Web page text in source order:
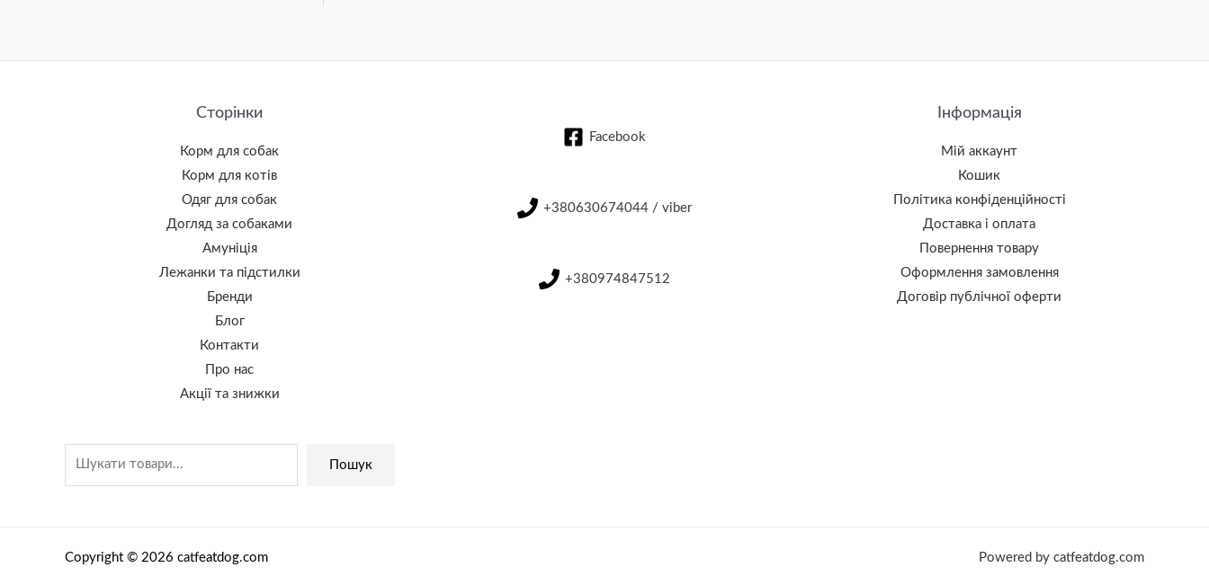
Сторінки
Корм для собак
Корм для котів
Одяг для собак
Догляд за собаками
Амуніція
Лежанки та підстилки
Бренди
Блог
Контакти
Про нас
Акції та знижки
Пошук
Facebook
+380630674044 / viber
+380974847512
Інформація
Мій аккаунт
Кошик
Політика конфіденційності
Доставка і оплата
Повернення товару
Оформлення замовлення
Договір публічної оферти
Copyright © 2026 catfeatdog.com Powered by catfeatdog.com